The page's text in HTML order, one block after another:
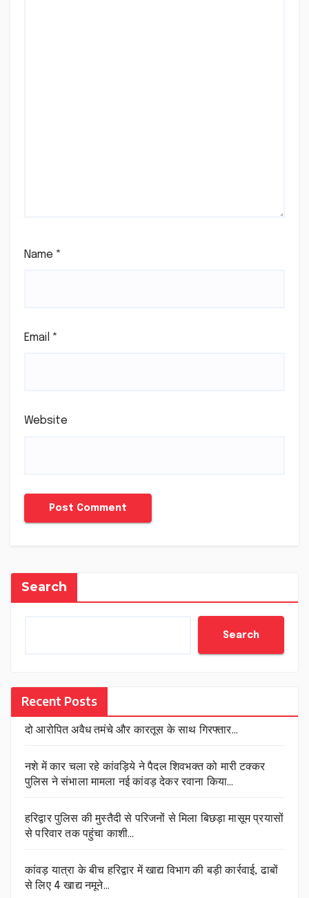
Name *
Email *
Website
Search
Search
Recent Posts
दो आरोपित अवैध तमंचे और कारतूस के साथ गिरफ्तार…
नशे में कार चला रहे कांवड़िये ने पैदल शिवभक्त को मारी टक्कर
पुलिस ने संभाला मामला नई कांवड़ देकर रवाना किया…
हरिद्वार पुलिस की मुस्तैदी से परिजनों से मिला बिछड़ा मासूम प्रयासों
से परिवार तक पहुंचा काशी…
कांवड़ यात्रा के बीच हरिद्वार में खाद्य विभाग की बड़ी कार्रवाई, ढाबों
से लिए 4 खाद्य नमूने…